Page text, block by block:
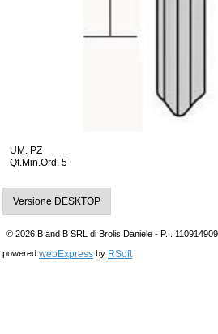
UM. PZ
Qt.Min.Ord. 5
Versione DESKTOP
© 2026 B and B SRL di Brolis Daniele - P.I.
powered webExpress by RSoft